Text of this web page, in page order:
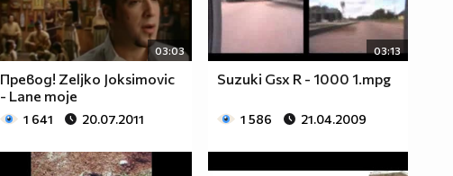
03:03
Превод! Zeljko Joksimovic
- Lane moje
1 641 20.07.2011
03:13
Suzuki Gsx R - 1000 1.mpg
1 586 21.04.2009